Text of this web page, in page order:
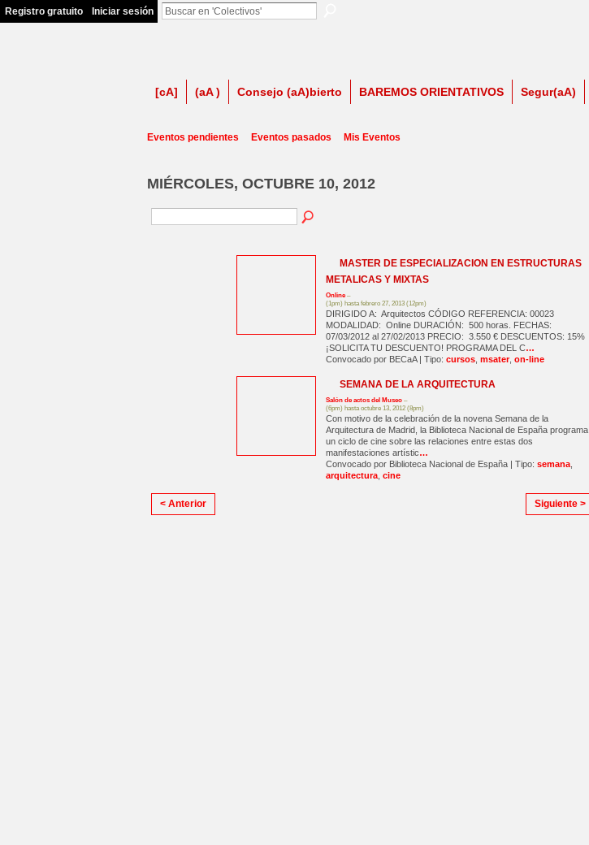
Registro gratuito Iniciar sesión
[cA] (aA ) Consejo (aA)bierto BAREMOS ORIENTATIVOS Segur(aA)
Eventos pendientes Eventos pasados Mis Eventos
MIÉRCOLES, OCTUBRE 10, 2012
MASTER DE ESPECIALIZACION EN ESTRUCTURAS
METALICAS Y MIXTAS
Online –
(1pm) hasta febrero 27, 2013 (12pm)
DIRIGIDO A: Arquitectos CÓDIGO REFERENCIA: 00023
MODALIDAD: Online DURACIÓN: 500 horas. FECHAS:
07/03/2012 al 27/02/2013 PRECIO: 3.550 € DESCUENTOS: 15%
¡SOLICITA TU DESCUENTO! PROGRAMA DEL C…
Convocado por BECaA | Tipo: cursos msater, on-line
SEMANA DE LA ARQUITECTURA
Salón de actos del Museo –
(6pm) hasta octubre 13, 2012 (8pm)
Con motivo de la celebración de la novena Semana de la
Arquitectura de Madrid, la Biblioteca Nacional de España programa
un ciclo de cine sobre las relaciones entre estas dos
manifestaciones artístic…
Convocado por Biblioteca Nacional de España | Tipo: semana
arquitectura cine
< Anterior Siguiente >